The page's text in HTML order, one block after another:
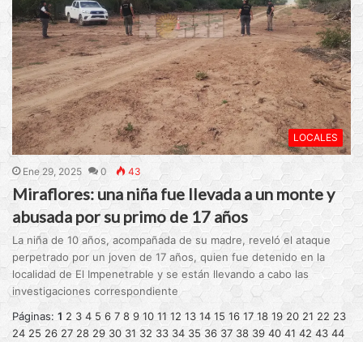
LOCALES
Ene 29, 2025 0 43
Miraflores: una niña fue llevada a un monte y
abusada por su primo de 17 años
La niña de 10 años, acompañada de su madre, reveló el ataque
perpetrado por un joven de 17 años, quien fue detenido en la
localidad de El Impenetrable y se están llevando a cabo las
investigaciones correspondiente
Páginas: 1 2 3 4 5 6 7 8 9 10 11 12 13 14 15 16 17 18 19 20 21 22 23
24 25 26 27 28 29 30 31 32 33 34 35 36 37 38 39 40 41 42 43 44